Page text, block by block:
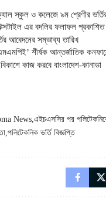
স্কুল ও কলেজে ৯ম শ্রেণীর ভর্তির
এর বদলির ফলাফল প্রকাশিত
আবেদনের সম্ভাব্য তারিখ
শীর্ষক আন্তর্জাতিক
বিকাশে কাজ করবে বাংলাদেশ-কানাডা
News এইচএসসির পর
পলিটেকনিক ভর্তি বিজ্ঞপ্তি